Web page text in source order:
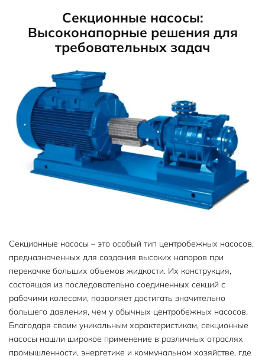
Секционные насосы:
Высоконапорные решения для
требовательных задач
Секционные насосы – это особый тип центробежных насосов,
предназначенных для создания высоких напоров при
перекачке больших объемов жидкости. Их конструкция,
состоящая из последовательно соединенных секций с
рабочими колесами, позволяет достигать значительно
большего давления, чем у обычных центробежных насосов.
Благодаря своим уникальным характеристикам, секционные
насосы нашли широкое применение в различных отраслях
промышленности, энергетике и коммунальном хозяйстве, где